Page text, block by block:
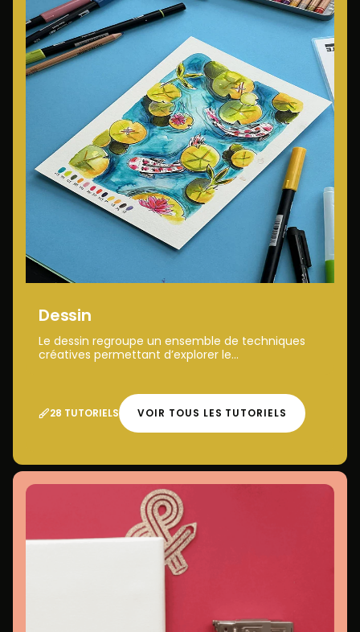
Dessin
Le dessin regroupe un ensemble de techniques
créatives permettant d’explorer le...
28 TUTORIELS VOIR TOUS LES TUTORIELS